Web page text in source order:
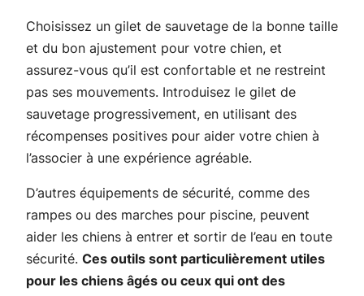
Choisissez un gilet de sauvetage de la bonne taille
et du bon ajustement pour votre chien, et
assurez-vous qu’il est confortable et ne restreint
pas ses mouvements. Introduisez le gilet de
sauvetage progressivement, en utilisant des
récompenses positives pour aider votre chien à
l’associer à une expérience agréable.
D’autres équipements de sécurité, comme des
rampes ou des marches pour piscine, peuvent
aider les chiens à entrer et sortir de l’eau en toute
sécurité. Ces outils sont particulièrement utiles
pour les chiens âgés ou ceux qui ont des